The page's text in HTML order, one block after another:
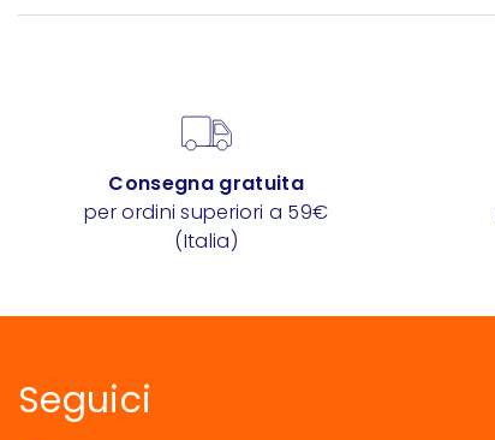
Consegna gratuita
per ordini superiori a 59€
(Italia)
Seguici